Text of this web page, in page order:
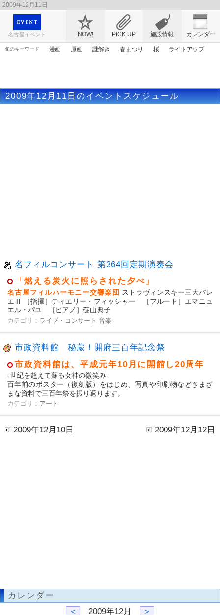
2009年12月11日
映画や音楽コンサート、レジャーやアート、テレビ、ショップ、出会い、転職まで名古
屋のイベント情報を幅広く掲載
名古屋イベント NOW! PICK UP カレンダー
施設情報
旬のキーワード 漫画 原画 謎解き 春まつり 桜
ライトアップ
2009年12月11日のイベントスケジュール
名フィルコンサート 第364回定期演奏会
「燃える炭火に照らされた夕べ」
名古屋フィルハーモニー交響楽団 ストラヴィンスキー三大バレ
エⅢ ［指揮］ティエリー・フィッシャー ［フルート］エマニュ
エル・パユ ［ピアノ］碇山典子
カテゴリ： ライブ・コンサート 音楽
市政資料館 秘蔵！開府三百年記念祭
市政資料館は、平成元年10月に開館し20周年
-世紀を超えて蘇る女神の微笑み-
百年前のポスター（復刻版）をはじめ、写真や印刷物などさまざ
まな資料で三百年祭を振り返ります。
カテゴリ： アート
2009年12月10日 2009年12月12日
カレンダー
＜
2009年12月
＞